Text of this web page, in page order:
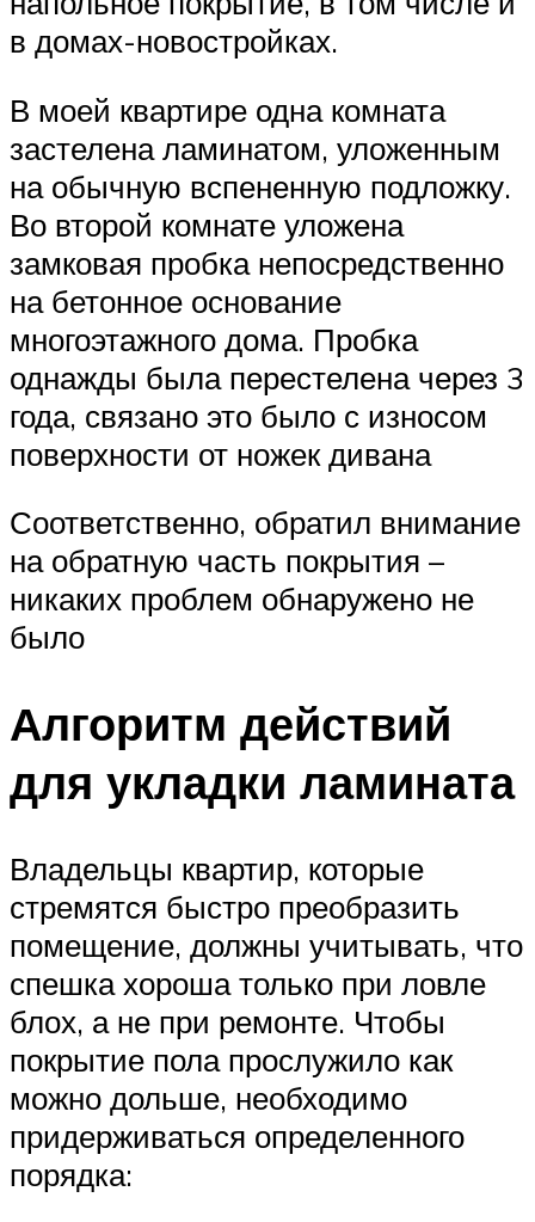
в домах-новостройках.
В моей квартире одна комната
застелена ламинатом, уложенным
на обычную вспененную подложку.
Во второй комнате уложена
замковая пробка непосредственно
на бетонное основание
многоэтажного дома. Пробка
однажды была перестелена через 3
года, связано это было с износом
поверхности от ножек дивана
Соответственно, обратил внимание
на обратную часть покрытия –
никаких проблем обнаружено не
было
Алгоритм действий
для укладки ламината
Владельцы квартир, которые
стремятся быстро преобразить
помещение, должны учитывать, что
спешка хороша только при ловле
блох, а не при ремонте. Чтобы
покрытие пола прослужило как
можно дольше, необходимо
придерживаться определенного
порядка: